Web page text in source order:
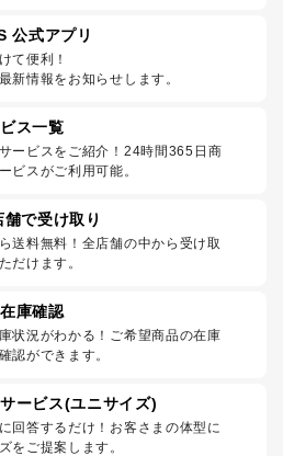
公式アプリ
て便利！
新情報をお知らせします。
ス一覧
ービスをご紹介！24時間365日商
ビスがご利用可能。
で受け取り
送料無料！全店舗の中から受け取
だけます。
庫確認
状況がわかる！ご希望商品の在庫
認ができます。
ービス(ユニサイズ)
回答するだけ！お客さまの体型に
をご提案します。